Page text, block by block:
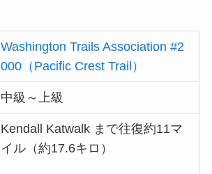
Washington Trails Association #2
000（Pacific Crest Trail）
中級～上級
Kendall Katwalk まで往復約11マ
イル（約17.6キロ）